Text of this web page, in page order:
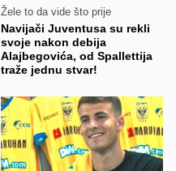
Žele to da vide što prije
Navijači Juventusa su rekli
svoje nakon debija
Alajbegovića, od Spallettija
traže jednu stvar!